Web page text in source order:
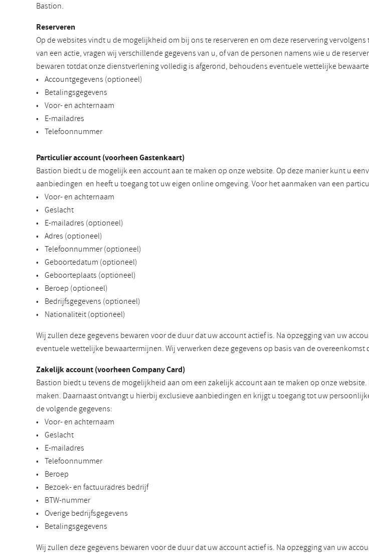
Bastion.
Reserveren
Op de websites vindt u de mogelijkheid om bij ons te reserveren en om deze reservering
van een actie, vragen wij verschillende gegevens van u, of van de personen namens wie u de
bewaren totdat onze dienstverlening volledig is afgerond, behoudens eventuele wettelijke
• Accountgegevens (optioneel)
• Betalingsgegevens
• Voor- en achternaam
• E-mailadres
• Telefoonnummer
Particulier account (voorheen Gastenkaart)
Bastion biedt u de mogelijk een account aan te maken op onze website. Op deze manier kunt u
aanbiedingen en heeft u toegang tot uw eigen online omgeving. Voor het aanmaken van een
• Voor- en achternaam
• Geslacht
• E-mailadres (optioneel)
• Adres (optioneel)
• Telefoonnummer (optioneel)
• Geboortedatum (optioneel)
• Geboorteplaats (optioneel)
• Beroep (optioneel)
• Bedrijfsgegevens (optioneel)
• Nationaliteit (optioneel)
Wij zullen deze gegevens bewaren voor de duur dat uw account actief is. Na opzegging van uw
eventuele wettelijke bewaartermijnen. Wij verwerken deze gegevens op basis van de
Zakelijk account (voorheen Company Card)
Bastion biedt u tevens de mogelijkheid aan om een zakelijk account aan te maken op onze
maken. Daarnaast ontvangt u hierbij exclusieve aanbiedingen en krijgt u toegang tot uw
de volgende gegevens:
• Voor- en achternaam
• Geslacht
• E-mailadres
• Telefoonnummer
• Beroep
• Bezoek- en factuuradres bedrijf
• BTW-nummer
• Overige bedrijfsgegevens
• Betalingsgegevens
Wij zullen deze gegevens bewaren voor de duur dat uw account actief is. Na opzegging van uw